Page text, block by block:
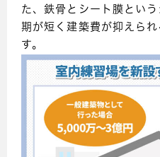
た、鉄骨とシート膜とい
期が短く建築費が抑えら
す。